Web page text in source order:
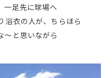
一足先に球場へ
浴衣の人が、ちらほら
～と思いながら